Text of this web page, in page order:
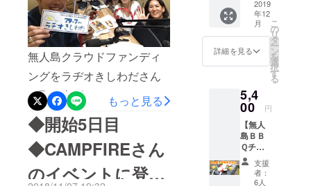
みてください。行政や地元
の方々と無人島に興味を
持ってくれた皆さんと、先
も見えない中なんとか”無人
島開発”した１年の総集編で
す。この動画が出来た時、
まるで映画みたいに食い入
るように見ちゃいました、
ぼく。自然ってのは予測不
無人島クラウドファンディ
ングをラヂオきしわださん
に取り上げていただきまし
た！”岸和田ってどこ！？”と
いう方、岸和田は大阪の南
部にあります。今回のメイ
ンテーマ「ぼくらの無人
もっと見る
◆開始5日目
◆CAMPFIREさん
のイベントに登壇
生き抜く・
仲間との絆
が深まる経
験をした結
果、無人島
り”する。以
後現在に至
るまで約10
年無人島で
の企画を続
ける。
の開発
状況の
進捗の
ニュー
スが届
きま
す。
2019
年12
月
詳細を見る
こ
の
リ
タ
ー
ン
を
選
択
す
る
5,4
00 円
【無人
島ＢＢ
Ｑチ
ケッ
ト】 無
人島で
支援
者：
6人